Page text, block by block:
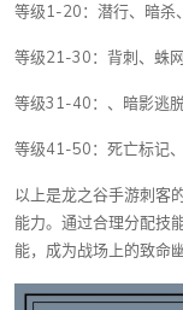
等级1-20：潜行、暗杀
等级21-30：背刺、蛛
等级31-40：、暗影逃
等级41-50：死亡标记
以上是龙之谷手游刺客
能力。通过合理分配技
能，成为战场上的致命幽